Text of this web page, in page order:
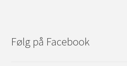
Følg på Facebook